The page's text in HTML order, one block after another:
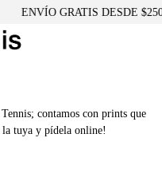
ENVÍO GRATIS DESDE $250.000
Tennis; contamos con prints que
la tuya y pídela online!